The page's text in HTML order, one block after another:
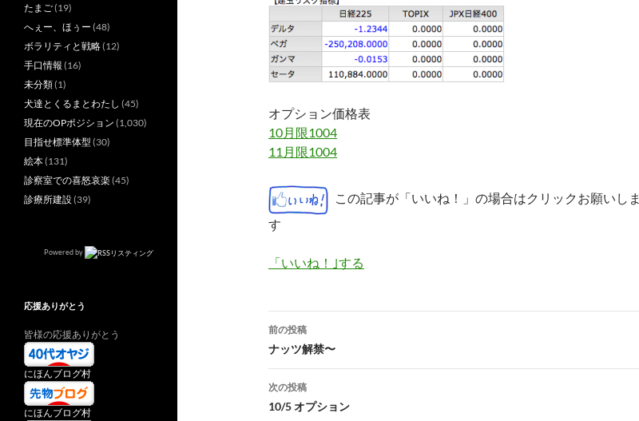
オプション価格表
10月限1004
11月限1004
この記事が「いいね！」の場合はクリックお願いしま
す
「いいね！｣する
投
稿
ナ
ビ
前の投稿
ナッツ解禁〜
次の投稿
10/5 オプション
たまご(19)
へぇー、ほぅー (48)
ボラリティと戦略(12)
手口情報 (16)
未分類(1)
犬達とくるまとわたし (45)
現在のOPポジション (1,030)
目指せ標準体型 (30)
絵本(131)
診察室での喜怒哀楽(45)
診療所建設(39)
Powered by
応援ありがとう
皆様の応援ありがとう
にほんブログ村
にほんブログ村